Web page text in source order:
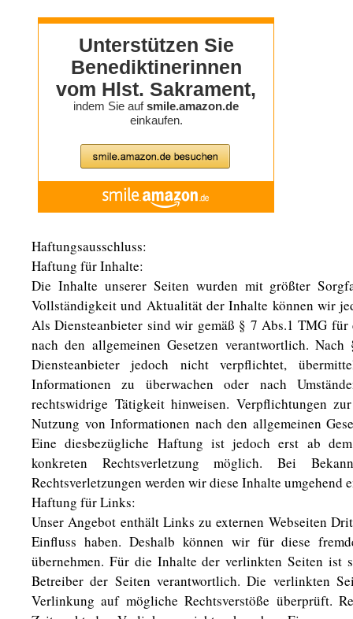
Haftungsausschluss:
Haftung für Inhalte:
Die Inhalte unserer Seiten wurden mit größter
Vollständigkeit und Aktualität der Inhalte können wir
Als Diensteanbieter sind wir gemäß § 7 Abs.1 TMG
nach den allgemeinen Gesetzen verantwortlich.
Diensteanbieter jedoch nicht verpflichtet,
Informationen zu überwachen oder nach
rechtswidrige Tätigkeit hinweisen. Verpflichtungen
Nutzung von Informationen nach den allgemeinen
Eine diesbezügliche Haftung ist jedoch erst ab
konkreten Rechtsverletzung möglich. Bei
Rechtsverletzungen werden wir diese Inhalte umgehend
Haftung für Links:
Unser Angebot enthält Links zu externen Webseiten
Einfluss haben. Deshalb können wir für diese
übernehmen. Für die Inhalte der verlinkten Seiten ist
Betreiber der Seiten verantwortlich. Die verlinkten
Verlinkung auf mögliche Rechtsverstöße überprüft.